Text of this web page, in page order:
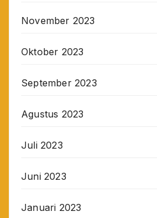
November 2023
Oktober 2023
September 2023
Agustus 2023
Juli 2023
Juni 2023
Januari 2023